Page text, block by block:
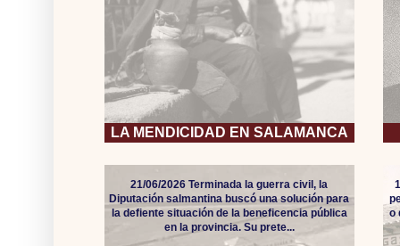
LA MENDICIDAD EN SALAMANCA
21/06/2026 Terminada la guerra civil, la
Diputación salmantina buscó una solución para
la defiente situación de la beneficencia pública
en la provincia. Su prete...
o